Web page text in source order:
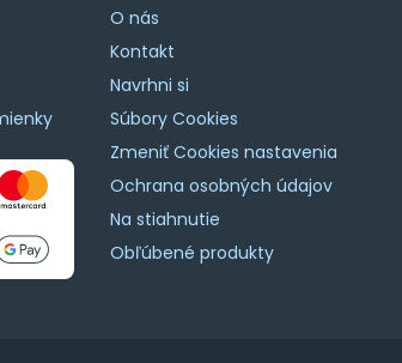
O nás
Kontakt
Navrhni si
Súbory Cookies
Zmeniť Cookies nastavenia
Ochrana osobných údajov
Na stiahnutie
Obľúbené produkty